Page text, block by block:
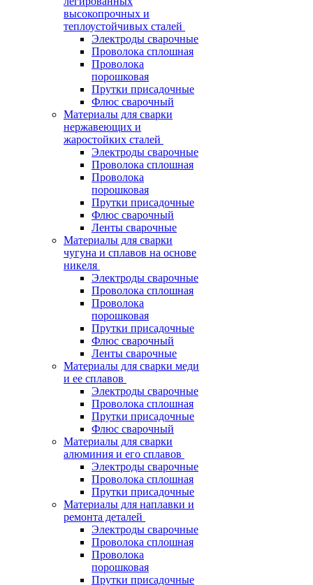
высокопрочных и
теплоустойчивых сталей
Электроды сварочные
Проволока сплошная
Проволока
порошковая
Прутки присадочные
Флюс сварочный
Материалы для сварки
нержавеющих и
жаростойких сталей
Электроды сварочные
Проволока сплошная
Проволока
порошковая
Прутки присадочные
Флюс сварочный
Ленты сварочные
Материалы для сварки
чугуна и сплавов на основе
никеля
Электроды сварочные
Проволока сплошная
Проволока
порошковая
Прутки присадочные
Флюс сварочный
Ленты сварочные
Материалы для сварки меди
и ее сплавов
Электроды сварочные
Проволока сплошная
Прутки присадочные
Флюс сварочный
Материалы для сварки
алюминия и его сплавов
Электроды сварочные
Проволока сплошная
Прутки присадочные
Материалы для наплавки и
ремонта деталей
Электроды сварочные
Проволока сплошная
Проволока
порошковая
Прутки присадочные